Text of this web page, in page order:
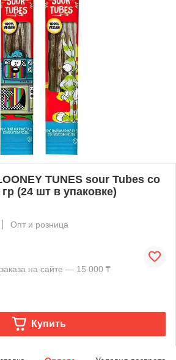
TUNES sour Tubes cо
(24 шт в упаковке)
Опт и розница
на сайте — 15 000 ₸
Купить